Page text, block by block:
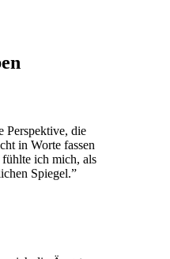
Perspektive, die
in Worte fassen
ich mich, als
Spiegel.”